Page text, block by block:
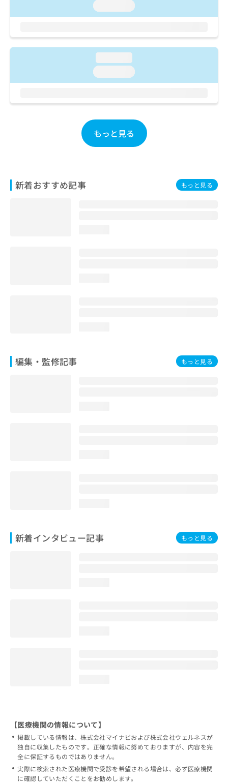
もっと見る
新着おすすめ記事 もっと見る
編集・監修記事 もっと見る
新着インタビュー記事 もっと見る
問
合
わ
【医療機関の情報について】
掲載している情報は、株式会社マイナビおよび株式会社ウェルネスが
独自に収集したものです。正確な情報に努めておりますが、内容を完
全に保証するものではありません。
実際に検索された医療機関で受診を希望される場合は、必ず医療機関
に確認していただくことをお勧めします。